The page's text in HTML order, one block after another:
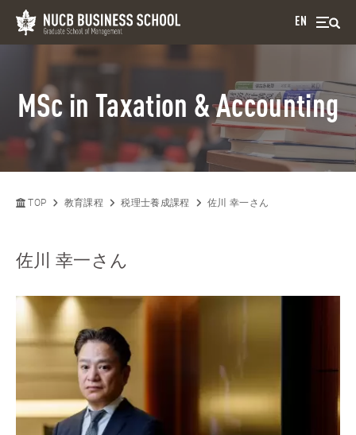
EN
MSc in Taxation & Accounting
TOP 教育課程 税理士養成課程 佐川 幸一さん
佐川 幸一さん